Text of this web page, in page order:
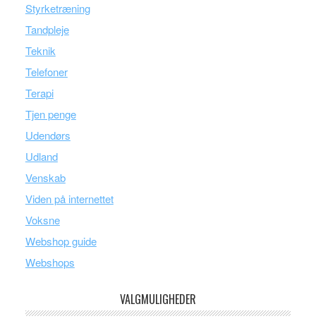
Styrketræning
Tandpleje
Teknik
Telefoner
Terapi
Tjen penge
Udendørs
Udland
Venskab
Viden på internettet
Voksne
Webshop guide
Webshops
VALGMULIGHEDER